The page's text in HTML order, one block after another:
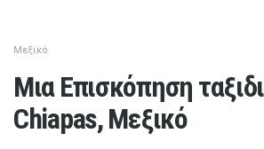
Μεξικό
Μια Επισκόπηση
Chiapas, Μεξικό